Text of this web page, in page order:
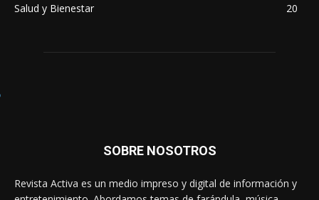
Salud y Bienestar
20
SOBRE NOSOTROS
Revista Activa es un medio impreso y digital de información y